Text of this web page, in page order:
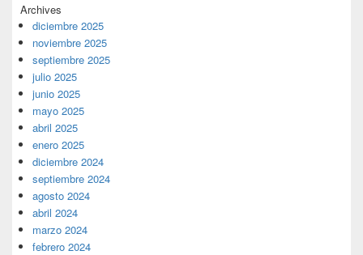
Archives
diciembre 2025
noviembre 2025
septiembre 2025
julio 2025
junio 2025
mayo 2025
abril 2025
enero 2025
diciembre 2024
septiembre 2024
agosto 2024
abril 2024
marzo 2024
febrero 2024